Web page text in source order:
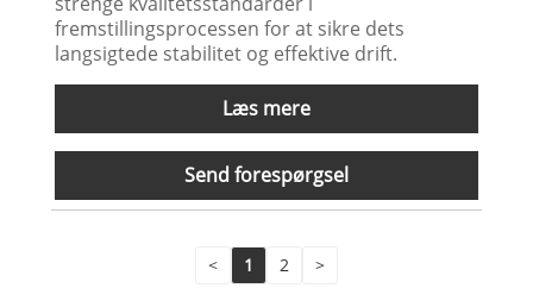
fremstillingsprocessen for at sikre dets
langsigtede stabilitet og effektive drift.
Læs mere
Send forespørgsel
< 1 2 >